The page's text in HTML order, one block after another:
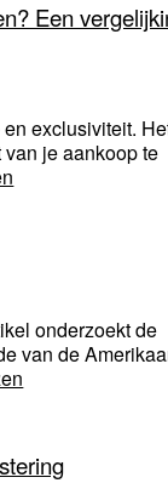
Een
exclusiviteit.
je aankoop te
onderzoekt de
van de